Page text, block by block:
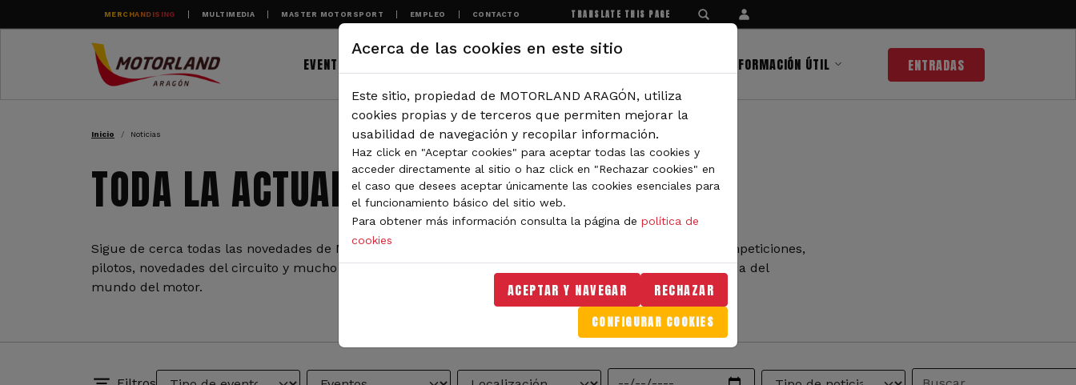
Pasar al contenido principal
MERCHANDISING MULTIMEDIA MASTER MOTORSPORT EMPLEO CONTACTO TRANSLATE THIS PAGE
EVENTOS INFORMACIÓN ÚTIL ENTRADAS
RUTA DE NAVEGACIÓN
Inicio Noticias
TODA LA ACTUALIDAD DE MOTORLAND
Sigue de cerca todas las novedades de MotorLand Aragón. Aquí encontrarás noticias sobre eventos, competiciones,
pilotos, novedades del circuito y mucho más. Filtra por categoría o tipo de contenido y no te pierdas nada del
mundo del motor.
Acerca de las cookies en este sitio
Este sitio, propiedad de MOTORLAND ARAGÓN, utiliza
cookies propias y de terceros que permiten mejorar la
usabilidad de navegación y recopilar información.
Haz click en "Aceptar cookies" para aceptar todas las cookies y
acceder directamente al sitio o haz click en "Rechazar cookies" en
el caso que desees aceptar únicamente las cookies esenciales para
el funcionamiento básico del sitio web.
Para obtener más información consulta la página de política de
cookies
ACEPTAR Y NAVEGAR RECHAZAR
CONFIGURAR COOKIES